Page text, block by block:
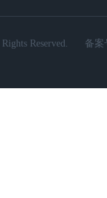
Reserved. 备案